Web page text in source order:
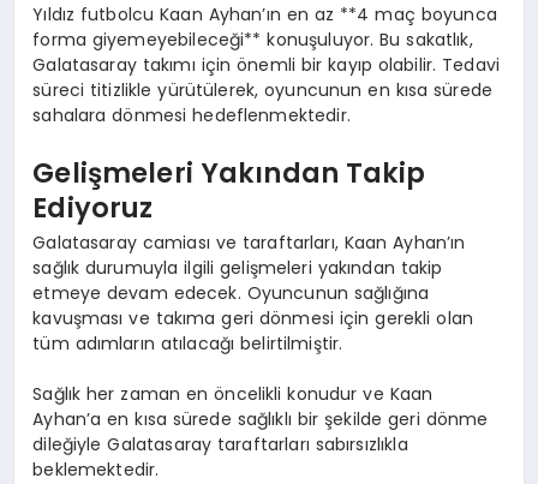
Yıldız futbolcu Kaan Ayhan’ın en az **4 maç boyunca
forma giyemeyebileceği** konuşuluyor. Bu sakatlık,
Galatasaray takımı için önemli bir kayıp olabilir. Tedavi
süreci titizlikle yürütülerek, oyuncunun en kısa sürede
sahalara dönmesi hedeflenmektedir.
Gelişmeleri Yakından Takip
Ediyoruz
Galatasaray camiası ve taraftarları, Kaan Ayhan’ın
sağlık durumuyla ilgili gelişmeleri yakından takip
etmeye devam edecek. Oyuncunun sağlığına
kavuşması ve takıma geri dönmesi için gerekli olan
tüm adımların atılacağı belirtilmiştir.
Sağlık her zaman en öncelikli konudur ve Kaan
Ayhan’a en kısa sürede sağlıklı bir şekilde geri dönme
dileğiyle Galatasaray taraftarları sabırsızlıkla
beklemektedir.